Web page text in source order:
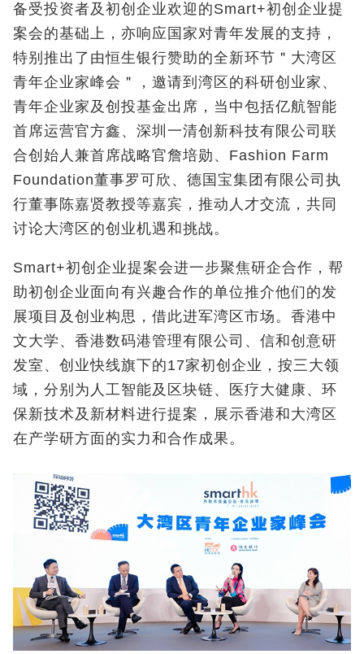
备受投资者及初创企业欢迎的Smart+初创企业提
案会的基础上，亦响应国家对青年发展的支持，
特别推出了由恒生银行赞助的全新环节＂大湾区
青年企业家峰会＂，邀请到湾区的科研创业家、
青年企业家及创投基金出席，当中包括亿航智能
首席运营官方鑫、深圳一清创新科技有限公司联
合创始人兼首席战略官詹培勋、Fashion Farm
Foundation董事罗可欣、德国宝集团有限公司执
行董事陈嘉贤教授等嘉宾，推动人才交流，共同
讨论大湾区的创业机遇和挑战。
Smart+初创企业提案会进一步聚焦研企合作，帮
助初创企业面向有兴趣合作的单位推介他们的发
展项目及创业构思，借此进军湾区市场。香港中
文大学、香港数码港管理有限公司、信和创意研
发室、创业快线旗下的17家初创企业，按三大领
域，分别为人工智能及区块链、医疗大健康、环
保新技术及新材料进行提案，展示香港和大湾区
在产学研方面的实力和合作成果。